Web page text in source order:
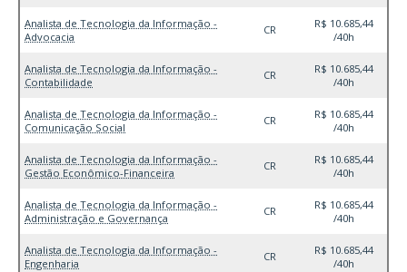
Analista de Tecnologia da Informação -
Advocacia
CR
R$ 10.685,44
/40h
Analista de Tecnologia da Informação -
Contabilidade
CR
R$ 10.685,44
/40h
Analista de Tecnologia da Informação -
Comunicação Social
CR
R$ 10.685,44
/40h
Analista de Tecnologia da Informação -
Gestão Econômico-Financeira
CR
R$ 10.685,44
/40h
Analista de Tecnologia da Informação -
Administração e Governança
CR
R$ 10.685,44
/40h
Analista de Tecnologia da Informação -
Engenharia
CR
R$ 10.685,44
/40h